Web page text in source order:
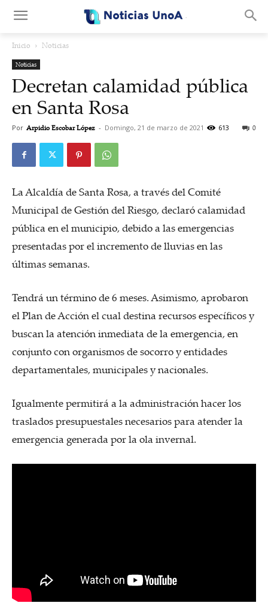
Inicio Noticias
Noticias
Decretan calamidad pública
en Santa Rosa
Por Arpidio Escobar López - Domingo, 21 de marzo de 2021 0
613
La Alcaldía de Santa Rosa, a través del Comité
Municipal de Gestión del Riesgo, declaró calamidad
pública en el municipio, debido a las emergencias
presentadas por el incremento de lluvias en las
últimas semanas.
Tendrá un término de 6 meses. Asimismo, aprobaron
el Plan de Acción el cual destina recursos específicos y
buscan la atención inmediata de la emergencia, en
conjunto con organismos de socorro y entidades
departamentales, municipales y nacionales.
Igualmente permitirá a la administración hacer los
traslados presupuestales necesarios para atender la
emergencia generada por la ola invernal.